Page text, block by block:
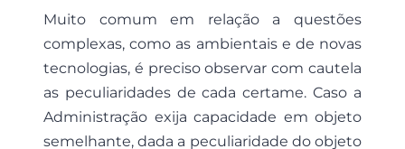
Muito comum em relação a questões
complexas, como as ambientais e de novas
tecnologias, é preciso observar com cautela
as peculiaridades de cada certame. Caso a
Administração exija capacidade em objeto
semelhante, dada a peculiaridade do objeto